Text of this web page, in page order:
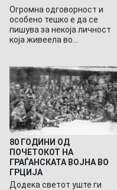
Огромна одговорност и
особено тешко е да се
пишува за некоја личност
која живеела во…
80 ГОДИНИ ОД
ПОЧЕТОКОТ НА
ГРАЃАНСКАТА ВОЈНА ВО
ГРЦИЈА
Додека светот уште ги